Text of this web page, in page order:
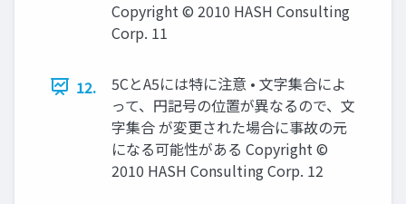
Copyright © 2010 HASH Consulting
Corp. 11
12.
5CとA5には特に注意 • 文字集合によ
って、円記号の位置が異なるので、文
字集合 が変更された場合に事故の元
になる可能性がある Copyright ©
2010 HASH Consulting Corp. 12